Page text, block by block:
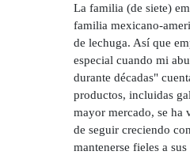
La familia (de siete)
familia mexicano-
de lechuga. Así que
especial cuando mi
durante décadas"
productos, incluidas
mayor mercado, se ha
de seguir creciendo
mantenerse fieles a